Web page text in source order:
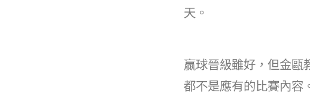
天。
贏球晉級雖好，但金甌
都不是應有的比賽內容